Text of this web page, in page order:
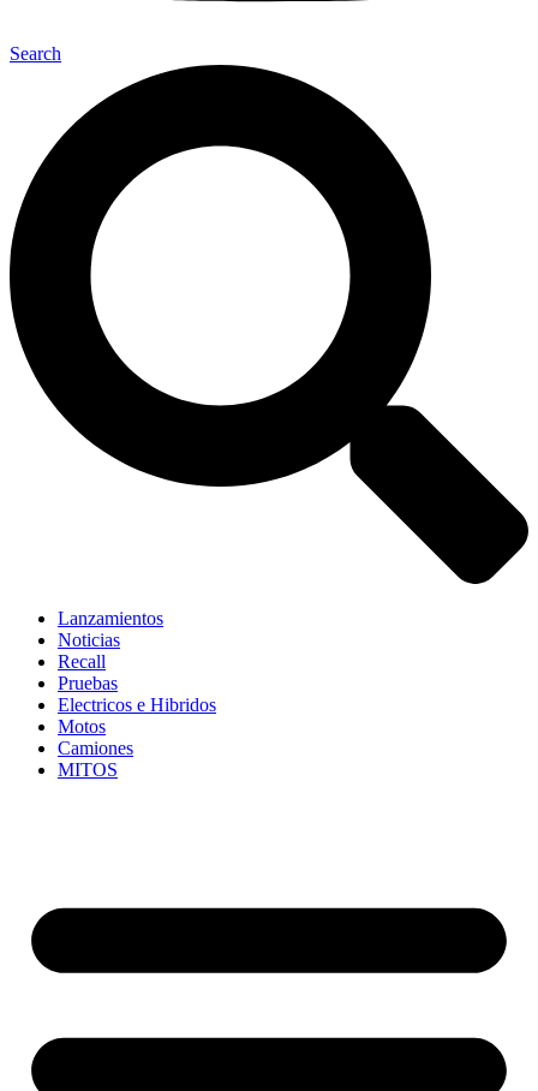
Search
Lanzamientos
Noticias
Recall
Pruebas
Electricos e Hibridos
Motos
Camiones
MITOS